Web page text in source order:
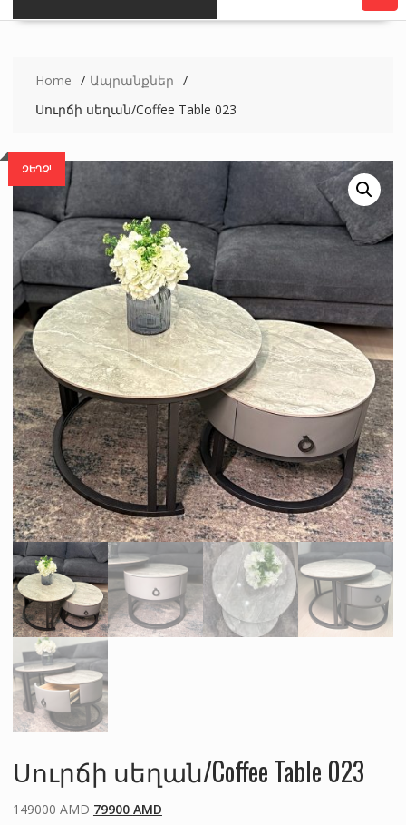
Home
Ապրանքներ
Սուրճի սեղան/Coffee Table 023
ԶԵՂՉ!
Սուրճի սեղան/Coffee Table 023
149000AMD Original
79900 AMDCurrent